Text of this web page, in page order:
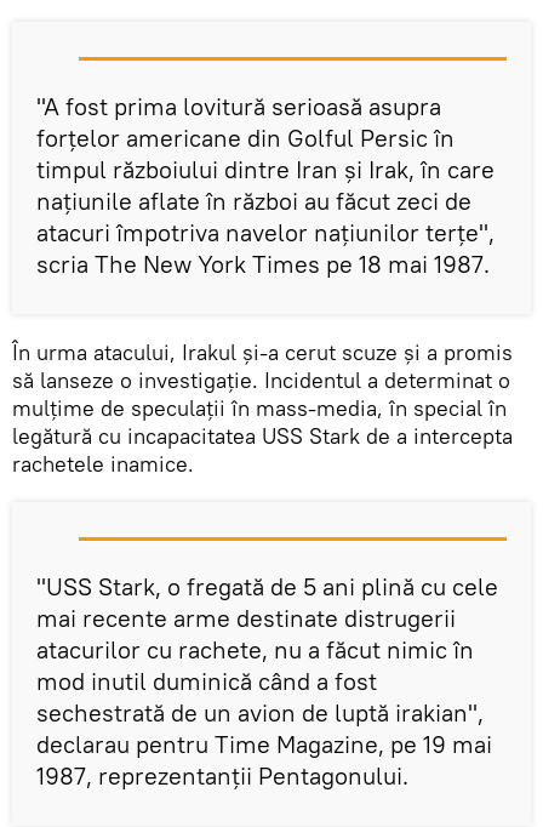
"A fost prima lovitură serioasă asupra
forțelor americane din Golful Persic în
timpul războiului dintre Iran și Irak, în care
națiunile aflate în război au făcut zeci de
atacuri împotriva navelor națiunilor terțe",
scria The New York Times pe 18 mai 1987.
În urma atacului, Irakul și-a cerut scuze și a promis
să lanseze o investigație. Incidentul a determinat o
mulțime de speculații în mass-media, în special în
legătură cu incapacitatea USS Stark de a intercepta
rachetele inamice.
"USS Stark, o fregată de 5 ani plină cu cele
mai recente arme destinate distrugerii
atacurilor cu rachete, nu a făcut nimic în
mod inutil duminică când a fost
sechestrată de un avion de luptă irakian",
declarau pentru Time Magazine, pe 19 mai
1987, reprezentanții Pentagonului.